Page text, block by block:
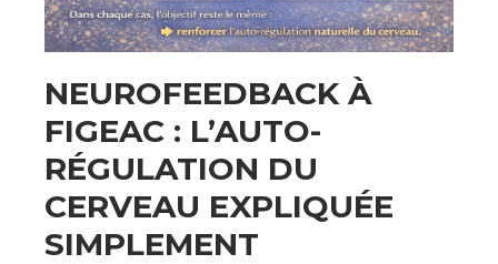
NEUROFEEDBACK À
FIGEAC : L’AUTO-
RÉGULATION DU
CERVEAU EXPLIQUÉE
SIMPLEMENT